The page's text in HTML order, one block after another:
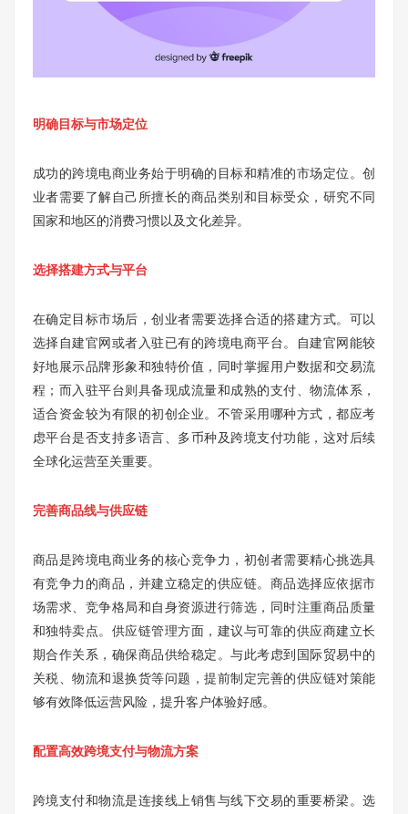
明确目标与市场定位
成功的跨境电商业务始于明确的目标和精准的市场定位。创
业者需要了解自己所擅长的商品类别和目标受众，研究不同
国家和地区的消费习惯以及文化差异。
选择搭建方式与平台
在确定目标市场后，创业者需要选择合适的搭建方式。可以
选择自建官网或者入驻已有的跨境电商平台。自建官网能较
好地展示品牌形象和独特价值，同时掌握用户数据和交易流
程；而入驻平台则具备现成流量和成熟的支付、物流体系，
适合资金较为有限的初创企业。不管采用哪种方式，都应考
虑平台是否支持多语言、多币种及跨境支付功能，这对后续
全球化运营至关重要。
完善商品线与供应链
商品是跨境电商业务的核心竞争力，初创者需要精心挑选具
有竞争力的商品，并建立稳定的供应链。商品选择应依据市
场需求、竞争格局和自身资源进行筛选，同时注重商品质量
和独特卖点。供应链管理方面，建议与可靠的供应商建立长
期合作关系，确保商品供给稳定。与此考虑到国际贸易中的
关税、物流和退换货等问题，提前制定完善的供应链对策能
够有效降低运营风险，提升客户体验好感。
配置高效跨境支付与物流方案
跨境支付和物流是连接线上销售与线下交易的重要桥梁。选